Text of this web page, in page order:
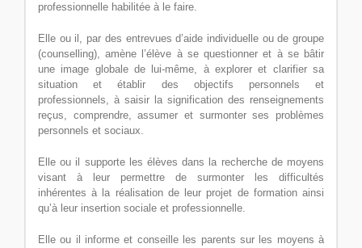
professionnelle habilitée à le faire.
Elle ou il, par des entrevues d’aide individuelle ou de groupe
(counselling), amène l’élève à se questionner et à se bâtir
une image globale de lui-même, à explorer et clarifier sa
situation et établir des objectifs personnels et
professionnels, à saisir la signification des renseignements
reçus, comprendre, assumer et surmonter ses problèmes
personnels et sociaux.
Elle ou il supporte les élèves dans la recherche de moyens
visant à leur permettre de surmonter les difficultés
inhérentes à la réalisation de leur projet de formation ainsi
qu’à leur insertion sociale et professionnelle.
Elle ou il informe et conseille les parents sur les moyens à